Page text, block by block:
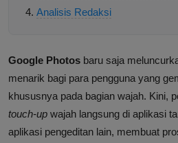
Analisis Redaksi
Google Photos baru saja
menarik bagi para pengguna yang
khususnya pada bagian wajah. Kini,
touch-up wajah langsung di aplikasi
aplikasi pengeditan lain, membuat